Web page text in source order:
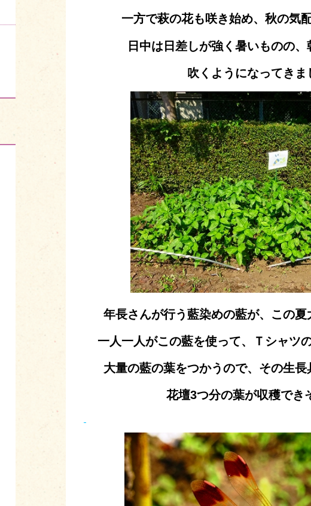
一方で萩の花も咲き始め、秋の気
日中は日差しが強く暑いものの
吹くようになってきま
年長さんが行う藍染めの藍が、この
一人一人がこの藍を使って、Ｔシャツ
大量の藍の葉をつかうので、その生
花壇3つ分の葉が収穫でき